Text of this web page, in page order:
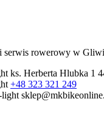
serwis rowerowy w
ks. Herberta Hlubka 1
+48 323 321 249